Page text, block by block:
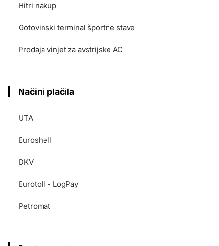
Hitri nakup
Gotovinski terminal športne stave
Prodaja vinjet za avstrijske AC
Načini plačila
UTA
Euroshell
DKV
Eurotoll - LogPay
Petromat